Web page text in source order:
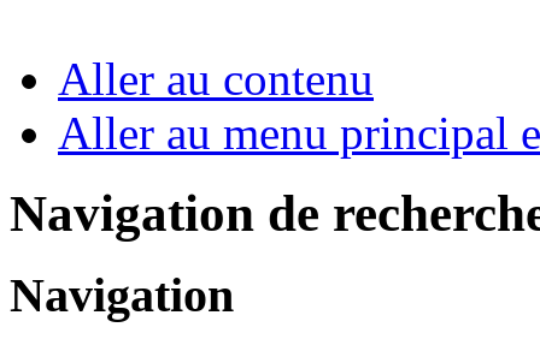
Aller au contenu
Aller au menu principal
Navigation de
Navigation